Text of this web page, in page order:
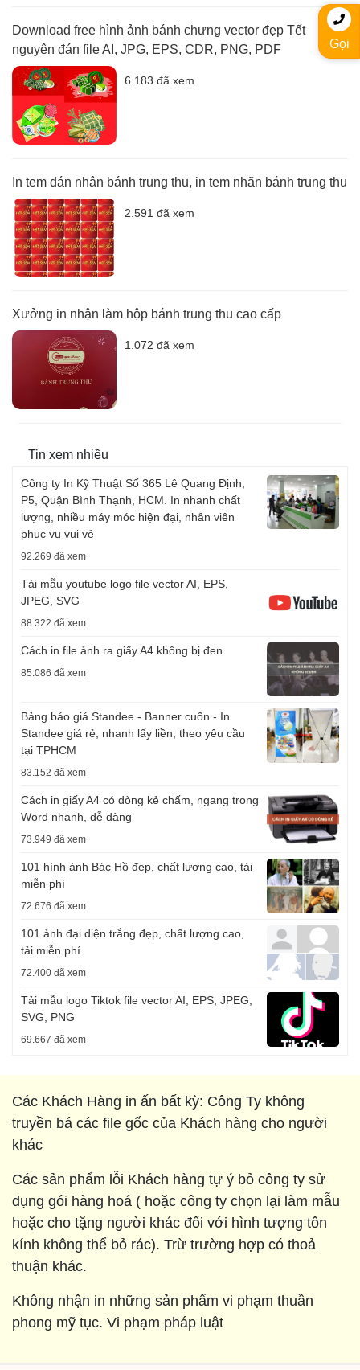
Download free hình ảnh bánh chưng vector đẹp Tết
nguyên đán file AI, JPG, EPS, CDR, PNG, PDF
6.183 đã xem
In tem dán nhân bánh trung thu, in tem nhãn bánh trung thu
2.591 đã xem
Xưởng in nhận làm hộp bánh trung thu cao cấp
1.072 đã xem
Tin xem nhiều
Công ty In Kỹ Thuật Số 365 Lê Quang Định,
P5, Quận Bình Thạnh, HCM. In nhanh chất
lượng, nhiều máy móc hiện đại, nhân viên
phục vụ vui vẻ
92.269 đã xem
Tải mẫu youtube logo file vector AI, EPS,
JPEG, SVG
88.322 đã xem
Cách in file ảnh ra giấy A4 không bị đen
85.086 đã xem
Bảng báo giá Standee - Banner cuốn - In
Standee giá rẻ, nhanh lấy liền, theo yêu cầu
tại TPHCM
83.152 đã xem
Cách in giấy A4 có dòng kẻ chấm, ngang trong
Word nhanh, dễ dàng
73.949 đã xem
101 hình ảnh Bác Hồ đẹp, chất lượng cao, tải
miễn phí
72.676 đã xem
101 ảnh đại diện trắng đẹp, chất lượng cao,
tải miễn phí
72.400 đã xem
Tải mẫu logo Tiktok file vector AI, EPS, JPEG,
SVG, PNG
69.667 đã xem
Gọi
Các Khách Hàng in ấn bất kỳ: Công Ty không
truyền bá các file gốc của Khách hàng cho người
khác
Các sản phẩm lỗi Khách hàng tự ý bỏ công ty sử
dụng gói hàng hoá ( hoặc công ty chọn lại làm mẫu
hoặc cho tặng người khác đối với hình tượng tôn
kính không thể bỏ rác). Trừ trường hợp có thoả
thuận khác.
Không nhận in những sản phẩm vi phạm thuần
phong mỹ tục. Vi phạm pháp luật